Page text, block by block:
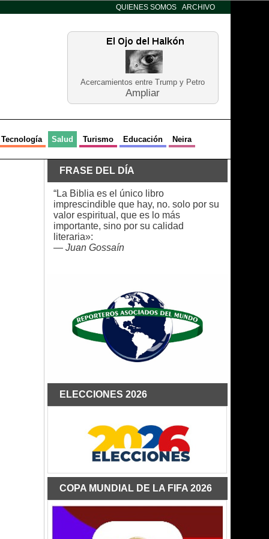
QUIENES SOMOS ARCHIVO
Acercamientos entre Trump y Petro
Ampliar
Tecnología Salud Turismo Educación Neira
FRASE DEL DÍA
“La Biblia es el único libro
imprescindible que hay, no. solo por su
valor espiritual, que es lo más
importante, sino por su calidad
literaria»:
— Juan Gossaín
ELECCIONES 2026
COPA MUNDIAL DE LA FIFA 2026